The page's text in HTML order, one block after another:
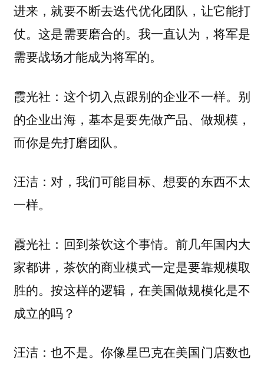
进来，就要不断去迭代优化团队，让它能打
仗。这是需要磨合的。我一直认为， 将军是
需要战场才能成为将军的。
霞光社 ：这个切入点跟别的企业不一样。别
的企业出海，基本是要先做产品、做规模，
而你是先打磨团队。
汪洁 ：对，我们可能目标、想要的东西不太
一样。
霞光社 ：回到茶饮这个事情。前几年国内大
家都讲，茶饮的商业模式一定是要靠规模取
胜的。按这样的逻辑，在美国做规模化是不
成立的吗？
汪洁 ：也不是。你像星巴克在美国门店数也